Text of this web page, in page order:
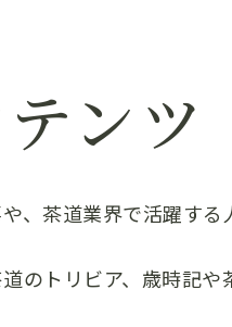
ン
、茶道業界で活躍す
のトリビア、歳時記